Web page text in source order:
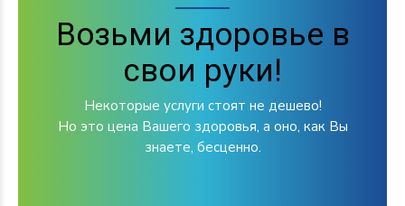
Возьми здоровье в
свои руки!
Некоторые услуги стоят не дешево!
Но это цена Вашего здоровья, а оно, как Вы
знаете, бесценно.